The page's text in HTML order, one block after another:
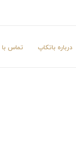
درباره باتکاپ تماس با